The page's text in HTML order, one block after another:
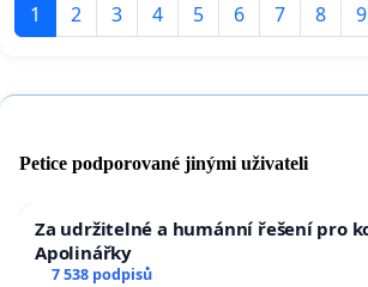
1 2 3 4 5 6 7 8 9
Petice podporované jinými uživateli
Za udržitelné a humánní řešení pro
Apolinářky
7 538 podpisů